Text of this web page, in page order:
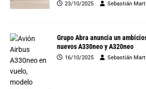
23/10/2025 Sebastián
Grupo Abra anuncia un
nuevos A330neo y A320neo
16/10/2025 Sebastián